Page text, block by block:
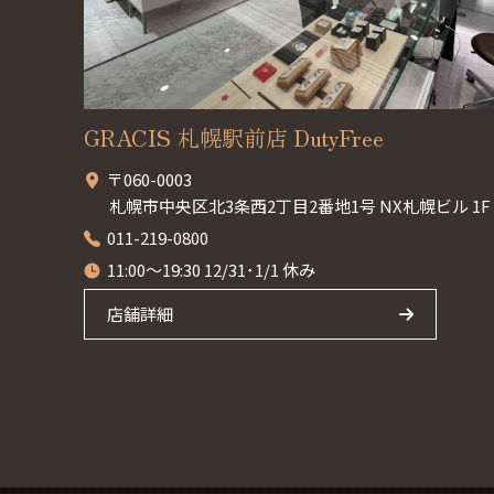
GRACIS 札幌駅前店 DutyFree
〒060-0003
札幌市中央区北3条西2丁目2番地1号 NX札幌ビル 1F
011-219-0800
11:00～19:30 12/31･1/1 休み
店舗詳細